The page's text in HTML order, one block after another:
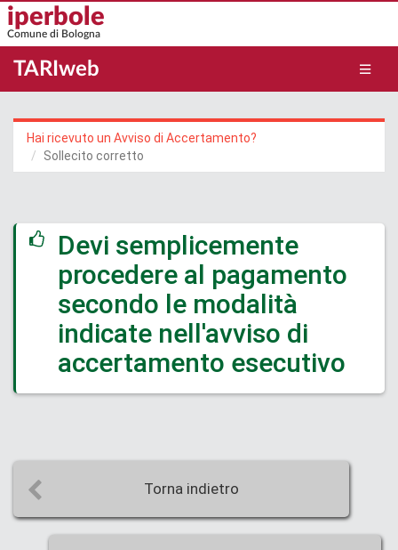
Salta
al
contenuto
principale
iperbole
Comune di Bologna
TARIweb
Hai ricevuto un Avviso di Accertamento?
Sollecito corretto
Devi semplicemente
procedere al pagamento
secondo le modalità
indicate nell'avviso di
accertamento esecutivo
Torna indietro